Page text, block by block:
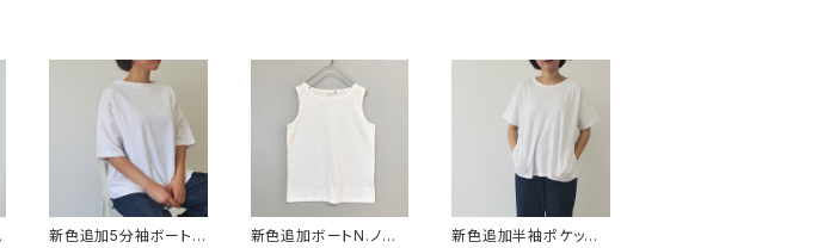
新色追加5分袖ボート
新色追加ボートN.ノー
新色追加半袖ポケット